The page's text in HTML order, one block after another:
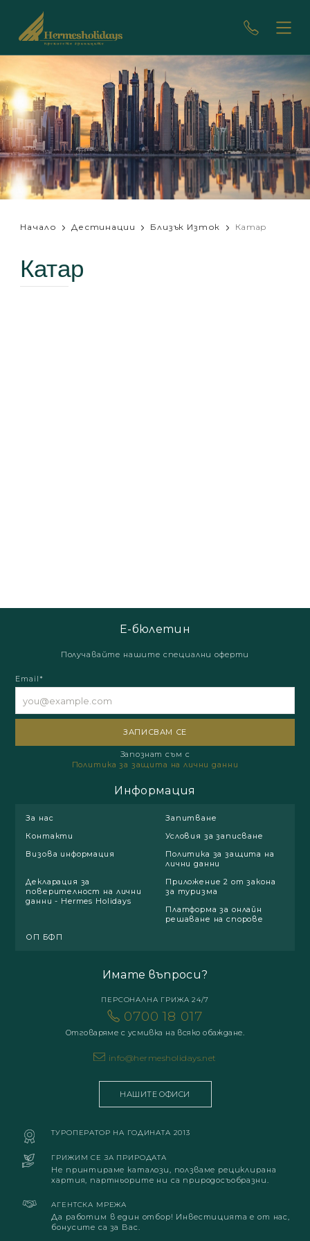
Начало Дестинации Близък Изток Катар
Катар
Е-бюлетин
Получавайте нашите специални оферти
Email*
Запознат съм с
Политика за защита на лични данни
Информация
За нас
Запитване
Контакти
Условия за записване
Визова информация
Политика за защита на
лични данни
Декларация за
поверителност на лични
данни - Hermes Holidays
Приложение 2 от закона
за туризма
Платформа за онлайн
решаване на спорове
ОП БФП
Имате въпроси?
ПЕРСОНАЛНА ГРИЖА 24/7
0700 18 017
Отговаряме с усмивка на всяко обаждане.
info@hermesholidays.net
НАШИТЕ ОФИСИ
ТУРОПЕРАТОР НА ГОДИНАТА 2013
ГРИЖИМ СЕ ЗА ПРИРОДАТА
Не принтираме каталози, ползваме рециклирана
хартия, партньорите ни са природосъобразни.
АГЕНТСКА МРЕЖА
Да работим в един отбор! Инвестицията е от нас,
бонусите са за Вас.